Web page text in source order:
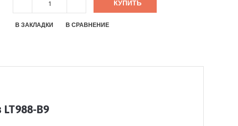
КУПИТЬ
В ЗАКЛАДКИ В СРАВНЕНИЕ
B9